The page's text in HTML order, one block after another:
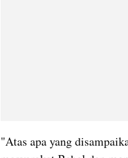
"Atas apa yang